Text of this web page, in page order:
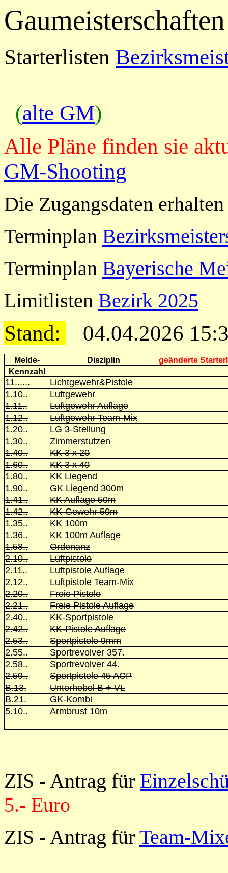
Starterlisten
(alte GM)
Alle Pläne finden sie
GM-Shooting
Die Zugangsdaten
Terminplan
Terminplan Bayerische
Limitlisten Bezirk 2025
Stand: 04.04.2026
Melde- Disziplin
geänderte
Kennzahl
11......
Lichtgewehr&Pistole
1.10..
Luftgewehr
1.11..
Luftgewehr Auflage
1.12..
Luftgewehr Team-Mix
1.20..
LG 3-Stellung
1.30..
Zimmerstutzen
1.40..
KK 3 x 20
1.60..
KK 3 x 40
1.80..
KK Liegend
1.90..
GK Liegend 300m
1.41..
KK Auflage 50m
1.42..
KK-Gewehr 50m
1.35..
KK 100m
1.36..
KK 100m Auflage
1.58..
Ordonanz
2.10..
Luftpistole
2.11..
Luftpistole Auflage
2.12..
Luftpistole Team-Mix
2.20..
Freie Pistole
2.21..
Freie Pistole Auflage
2.40..
KK-Sportpistole
2.42..
KK-Pistole Auflage
2.53..
Sportpistole 9mm
2.55..
Sportrevolver 357.
2.58..
Sportrevolver 44.
2.59..
Sportpistole 45 ACP
B.13.
Unterhebel B + VL
B.21.
GK-Kombi
5.10..
Armbrust 10m
ZIS - Antrag für
5.- Euro
ZIS - Antrag für Team-